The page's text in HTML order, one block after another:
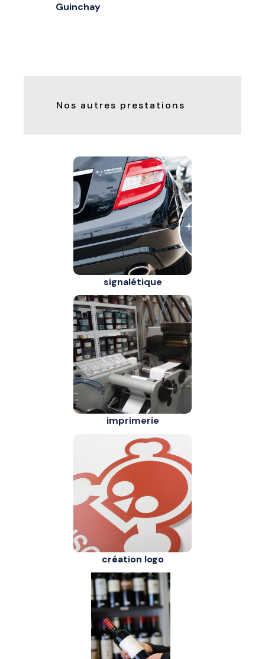
Guinchay
Nos autres prestations
signalétique
imprimerie
création logo